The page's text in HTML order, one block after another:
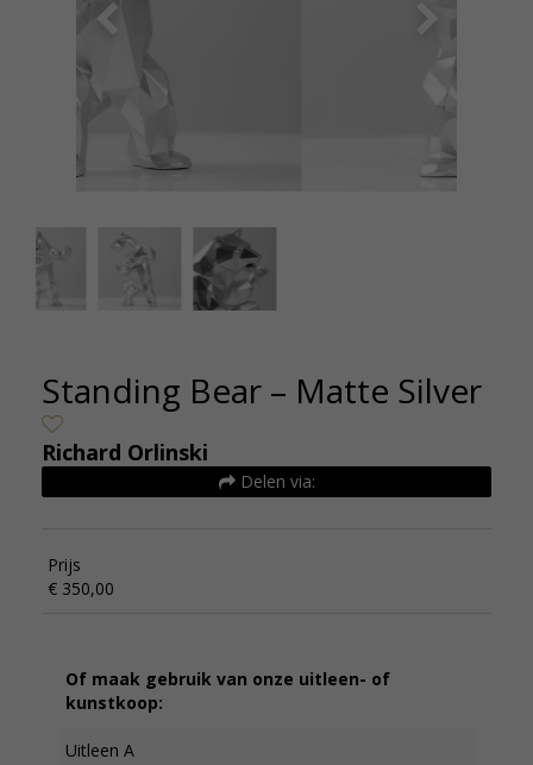
Standing Bear – Matte Silver
Richard Orlinski
Delen via:
Prijs
€ 350,00
Of maak gebruik van onze uitleen- of
kunstkoop:
Uitleen A